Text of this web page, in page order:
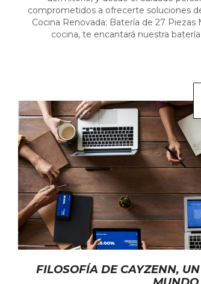
comprometidos a ofrecerte soluciones
Cocina Renovada: Batería de 27
cocina, te encantará nuestra
FILOSOFÍA DE CAYZENN,